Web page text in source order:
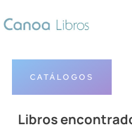
CATÁLOGOS
Libros